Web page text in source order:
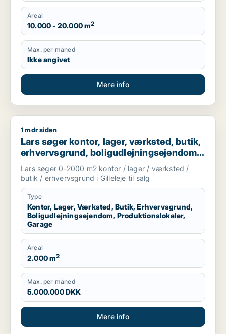
Areal
10.000 - 20.000 m2
Max. per måned
Ikke angivet
Mere info
Lars søger kontor, lager, værksted, butik, erhvervsgrund,
1 mdr siden
Lars søger kontor, lager, værksted, butik,
erhvervsgrund, boligudlejningsejendom,
produktionslokaler eller garage til salg i
Gilleleje
Lars søger 0-2000 m2 kontor / lager / værksted /
butik / erhvervsgrund i Gilleleje til salg
Type
Kontor, Lager, Værksted, Butik, Erhvervsgrund,
Boligudlejningsejendom, Produktionslokaler,
Garage
Areal
2.000 m2
Max. per måned
5.000.000 DKK
Mere info